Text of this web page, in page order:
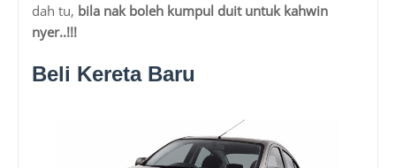
dah tu, bila nak boleh kumpul duit untuk kahwin
nyer..!!!
Beli Kereta Baru